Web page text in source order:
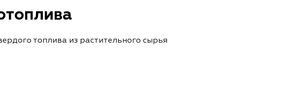
топлива из растительного сырья